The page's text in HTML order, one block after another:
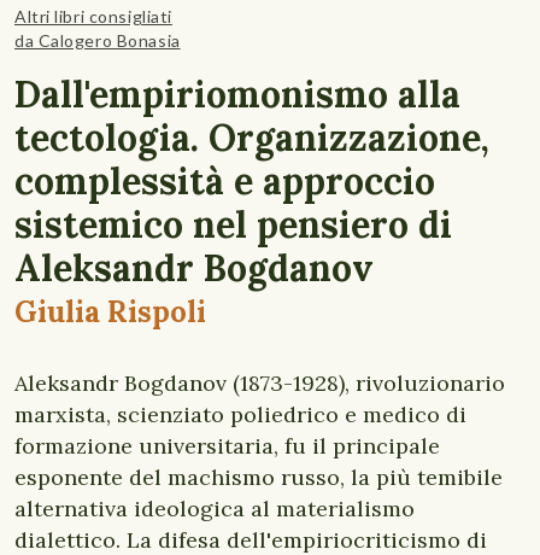
Altri libri consigliati
da Calogero Bonasia
Dall'empiriomonismo alla
tectologia. Organizzazione,
complessità e approccio
sistemico nel pensiero di
Aleksandr Bogdanov
Giulia Rispoli
Aleksandr Bogdanov (1873-1928), rivoluzionario
marxista, scienziato poliedrico e medico di
formazione universitaria, fu il principale
esponente del machismo russo, la più temibile
alternativa ideologica al materialismo
dialettico. La difesa dell'empiriocriticismo di